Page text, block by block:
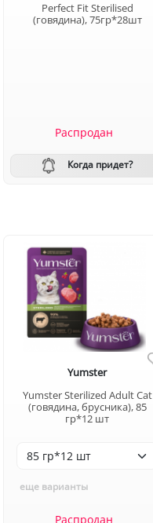
Perfect Fit Sterilised
(говядина), 75гр*28шт
Распродан
Когда придет?
Yumster
Yumster Sterilized Adult Cat
(говядина, брусника), 85
гр*12 шт
еще варианты
Распродан